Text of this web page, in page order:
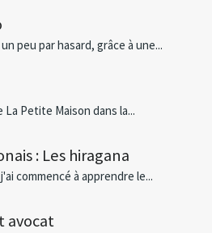
peu par hasard, grâce à une...
Petite Maison dans la...
: Les hiragana
commencé à apprendre le...
avocat